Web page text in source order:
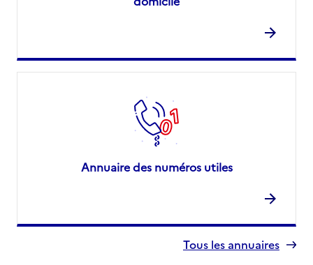
Annuaire des numéros utiles
Tous les annuaires